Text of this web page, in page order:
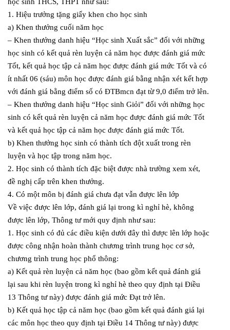
1. Hiệu trưởng tặng giấy khen cho học sinh
a) Khen thưởng cuối năm học
– Khen thưởng danh hiệu “Học sinh Xuất sắc” đối với những
học sinh có kết quả rèn luyện cả năm học được đánh giá mức
Tốt, kết quả học tập cả năm học được đánh giá mức Tốt và có
ít nhất 06 (sáu) môn học được đánh giá bằng nhận xét kết hợp
với đánh giá bằng điểm số có ĐTBmcn đạt từ 9,0 điểm trở lên.
– Khen thưởng danh hiệu “Học sinh Giỏi” đối với những học
sinh có kết quả rèn luyện cả năm học được đánh giá mức Tốt
và kết quả học tập cả năm học được đánh giá mức Tốt.
b) Khen thưởng học sinh có thành tích đột xuất trong rèn
luyện và học tập trong năm học.
2. Học sinh có thành tích đặc biệt được nhà trường xem xét,
đề nghị cấp trên khen thưởng.
4. Có một môn bị đánh giá chưa đạt vẫn được lên lớp
Về việc được lên lớp, đánh giá lại trong kì nghỉ hè, không
được lên lớp, Thông tư mới quy định như sau:
1. Học sinh có đủ các điều kiện dưới đây thì được lên lớp hoặc
được công nhận hoàn thành chương trình trung học cơ sở,
chương trình trung học phổ thông:
a) Kết quả rèn luyện cả năm học (bao gồm kết quả đánh giá
lại sau khi rèn luyện trong kì nghỉ hè theo quy định tại Điều
13 Thông tư này) được đánh giá mức Đạt trở lên.
b) Kết quả học tập cả năm học (bao gồm kết quả đánh giá lại
các môn học theo quy định tại Điều 14 Thông tư này) được